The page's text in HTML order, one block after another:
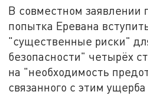
В совместном заявлении
попытка Еревана
"существенные риски"
безопасности" четырёх
на "необходимость
связанного с этим